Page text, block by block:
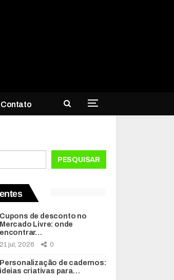
Contato
PESQUISAR
Cupons de desconto no
Mercado Livre: onde
encontrar…
21 jul, 2026 0
Personalização de cadernos:
ideias criativas para…